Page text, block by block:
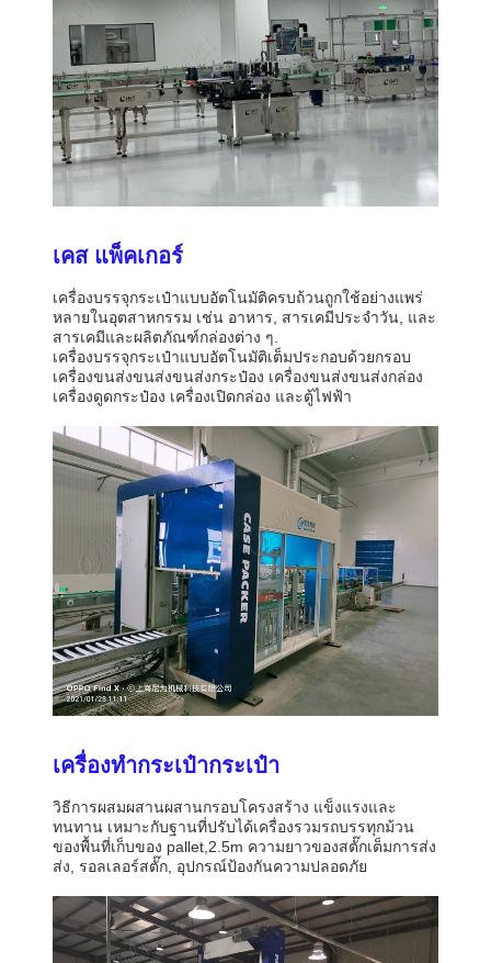
เคส แพ็คเกอร์
เครื่องบรรจุกระเป๋าแบบอัตโนมัติครบถ้วนถูกใช้อย่างแพร่
หลายในอุตสาหกรรม เช่น อาหาร, สารเคมีประจําวัน, และ
สารเคมีและผลิตภัณฑ์กล่องต่าง ๆ.
เครื่องบรรจุกระเป๋าแบบอัตโนมัติเต็มประกอบด้วยกรอบ
เครื่องขนส่งขนส่งขนส่งกระป๋อง เครื่องขนส่งขนส่งกล่อง
เครื่องดูดกระป๋อง เครื่องเปิดกล่อง และตู้ไฟฟ้า
เครื่องทํากระเป๋ากระเป๋า
วิธีการผสมผสานผสานกรอบโครงสร้าง แข็งแรงและ
ทนทาน เหมาะกับฐานที่ปรับได้เครื่องรวมรถบรรทุกม้วน
ของพื้นที่เก็บของ pallet,2.5m ความยาวของสตั๊กเต็มการส่ง
ส่ง, รอลเลอร์สตั๊ก, อุปกรณ์ป้องกันความปลอดภัย